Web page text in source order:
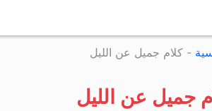
- كلام جميل عن الليل
جميل عن الليل